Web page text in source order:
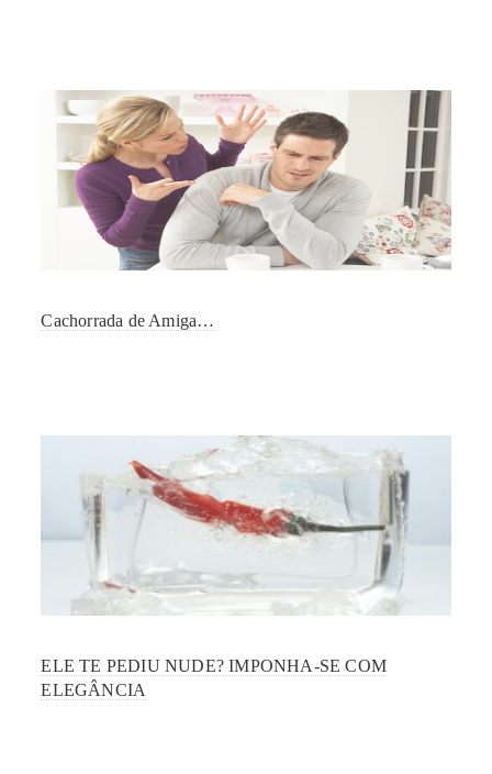
Cachorrada de Amiga…
ELE TE PEDIU NUDE? IMPONHA-SE COM
ELEGÂNCIA